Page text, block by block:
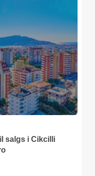
salgs i Cikcilli